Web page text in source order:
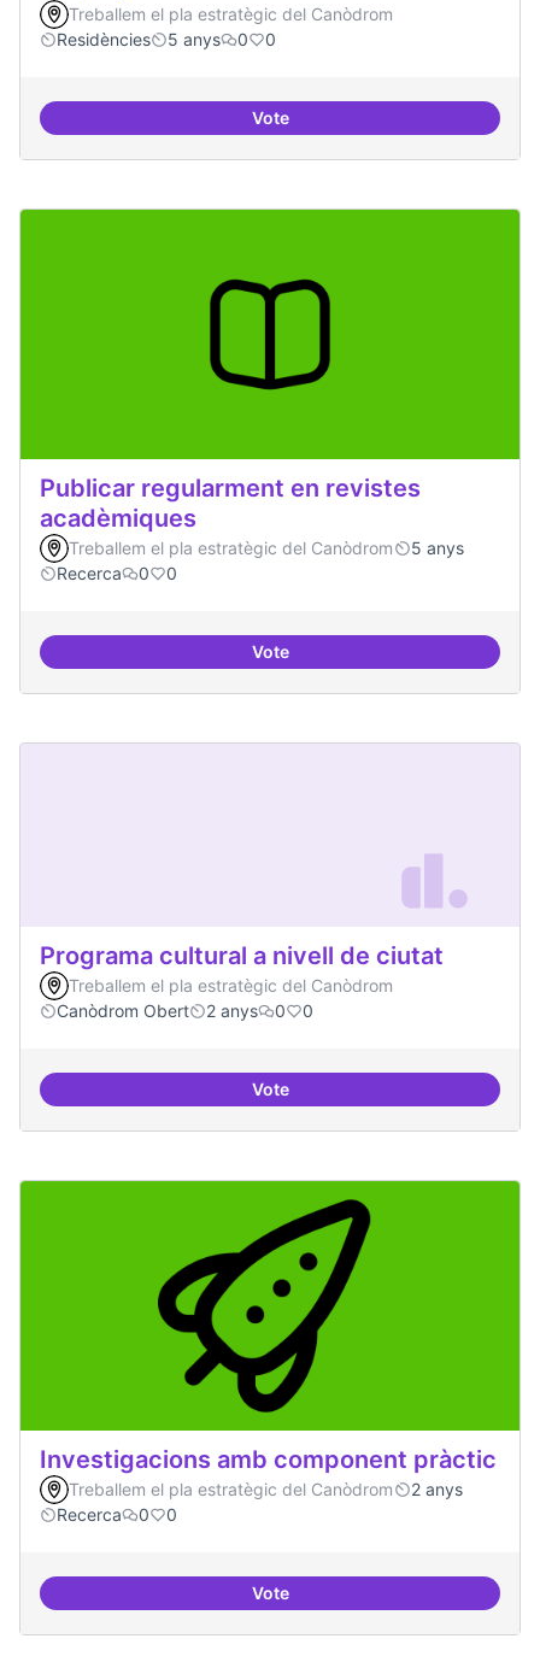
Treballem el pla estratègic del Canòdrom
Residències
5 anys 0 0
Vote30 projectes residents referents
Publicar regularment en revistes
acadèmiques
Treballem el pla estratègic del Canòdrom
5 anys
Recerca
0 0
VotePublicar regularment en
Programa cultural a nivell de ciutat
Treballem el pla estratègic del Canòdrom
Canòdrom Obert
2 anys 0 0
VotePrograma cultural a nivell de
Investigacions amb component pràctic
Treballem el pla estratègic del Canòdrom
2 anys
Recerca
0 0
VoteInvestigacions amb component